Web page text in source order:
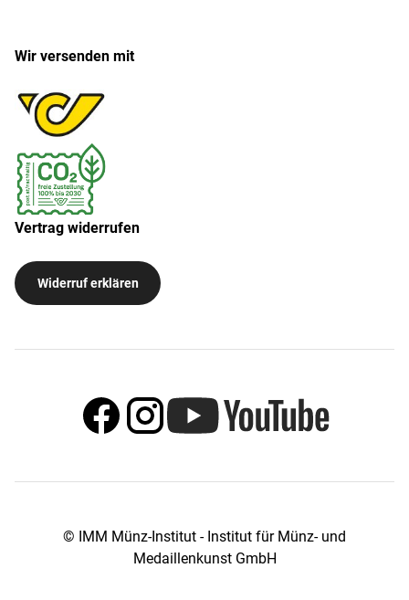
Wir versenden mit
Vertrag widerrufen
Widerruf erklären
© IMM Münz-Institut - Institut für Münz- und
Medaillenkunst GmbH